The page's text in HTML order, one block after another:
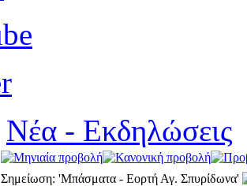
Νέα - Εκδηλώσεις
Σημείωση: 'Μπάσματα - Εορτή Αγ. Σπυρίδωνα'